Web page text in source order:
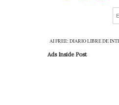
AI FREE: DIARIO LIBRE DE
Ads Inside Post